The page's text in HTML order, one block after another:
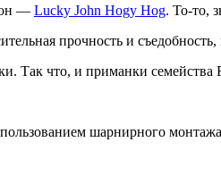
— Lucky John Hogy Hog. То-то,
прочность и
Так что, и приманки
шарнирного